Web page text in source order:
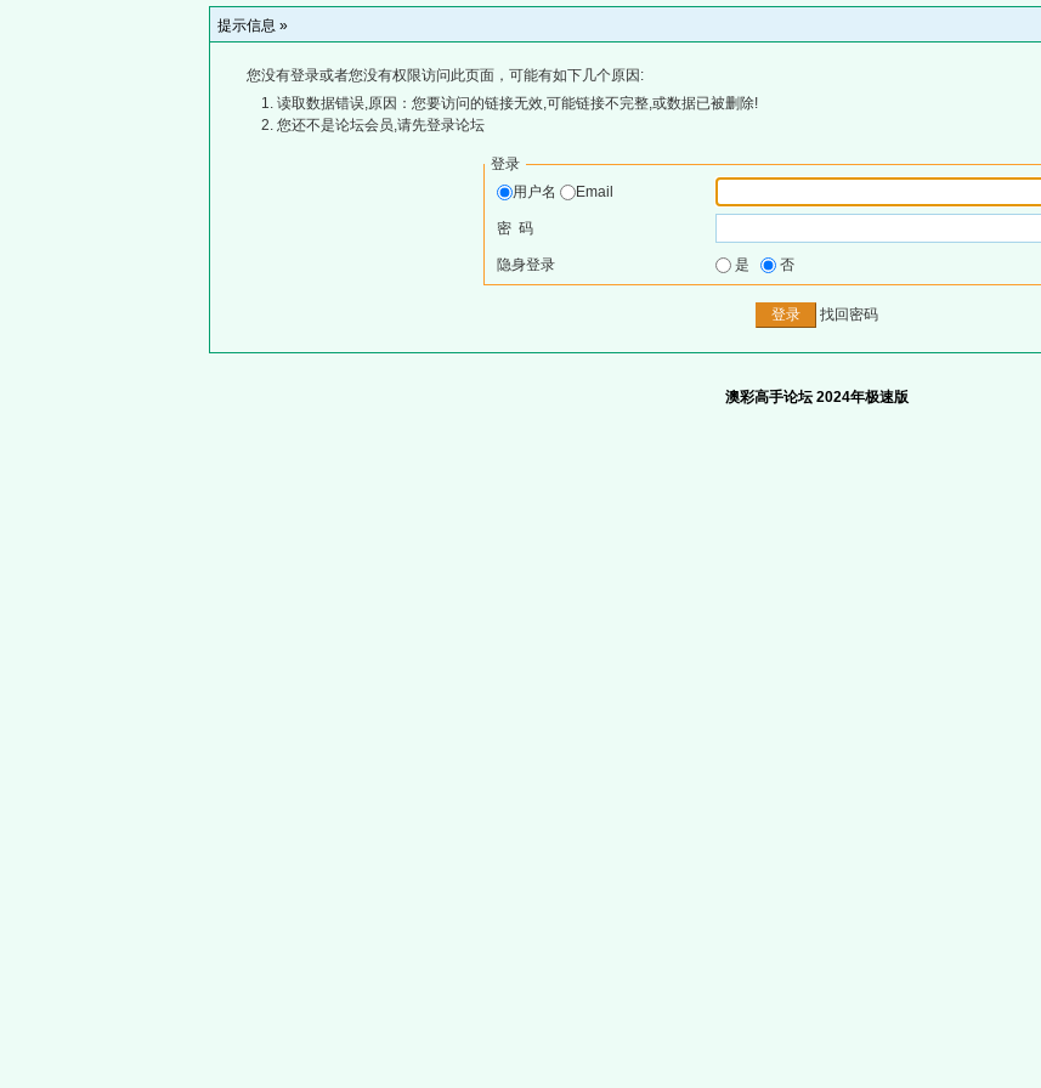
提示信息 »
您没有登录或者您没有权限访问此页面，可能有如下几个原因:
读取数据错误,原因：您要访问的链接无效,可能链接不完整,或数据已被删除!
您还不是论坛会员,请先登录论坛
登录
用户名
Email
密 码
隐身登录 是 否
找回密码
澳彩高手论坛 2024年极速版